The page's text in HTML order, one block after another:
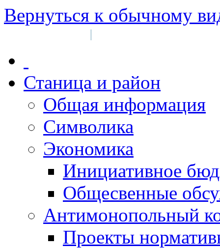
Вернуться к обычному
|
Станица и район
Общая информация
Символика
Экономика
Инициативное
Общесвенные
Антимонопольный
Проекты